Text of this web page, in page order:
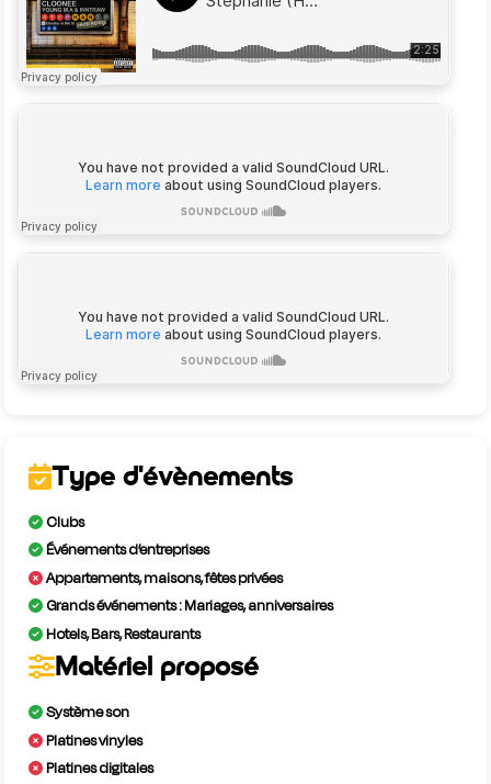
Type d'évènements
Clubs
Événements d’entreprises
Appartements, maisons, fêtes privées
Grands événements : Mariages, anniversaires
Hotels, Bars, Restaurants
Matériel proposé
Système son
Platines vinyles
Platines digitales